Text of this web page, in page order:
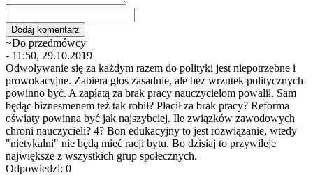
~Do przedmówcy
- 11:50, 29.10.2019
Odwoływanie się za każdym razem do polityki jest niepotrzebne i
prowokacyjne. Zabiera głos zasadnie, ale bez wrzutek politycznych
powinno być. A zapłatą za brak pracy nauczycielom powalił. Sam
będąc biznesmenem też tak robił? Płacił za brak pracy? Reforma
oświaty powinna być jak najszybciej. Ile związków zawodowych
chroni nauczycieli? 4? Bon edukacyjny to jest rozwiązanie, wtedy
"nietykalni" nie będą mieć racji bytu. Bo dzisiaj to przywileje
największe z wszystkich grup społecznych.
Odpowiedzi: 0